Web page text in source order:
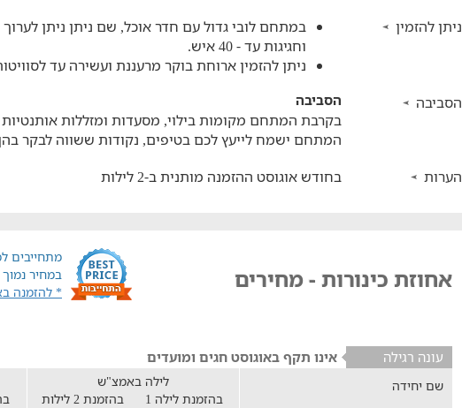
ניתן להזמין
במתחם לובי גדול עם חדר אוכל, שם ניתן ניתן
וחגיגות עד - 40 איש.
ניתן להזמין ארוחת בוקר מרעננת ועשירה עד
הסביבה
הסביבה
בקרבת המתחם מקומות בילוי, מסעדות ומזללות אותנטיות
המתחם ישמח לייעץ לכם בטיפים, נקודות ששווה לבקר
הערות
בחודש אוגוסט ההזמנה מותנית ב-2 לילות
מתחייבים
במחיר
* להזמנה
אחוזת כינורות - מחירים
עונה רגילה אינו תקף באוגוסט חגים ומועדים
שם יחידה
לילה באמצ"ש
בהזמנת לילה 1
בהזמנת 2 לילות